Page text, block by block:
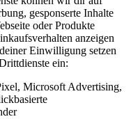
gesponserte Inhalte
oder Produkte
anzeigen
Einwilligung setzen
ein:
Microsoft Advertising,